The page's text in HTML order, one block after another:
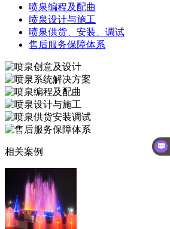
喷泉编程及配曲
喷泉设计与施工
喷泉供货、安装、调试
售后服务保障体系
相关案例